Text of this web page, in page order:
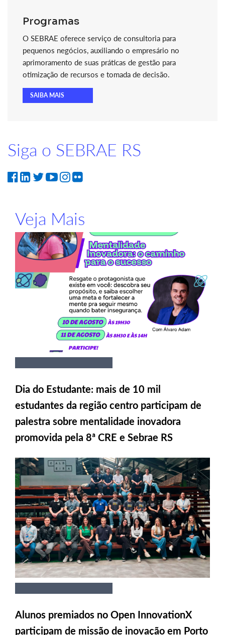
Programas
O SEBRAE oferece serviço de consultoria para
pequenos negócios, auxiliando o empresário no
aprimoramento de suas práticas de gestão para
otimização de recursos e tomada de decisão.
SAIBA MAIS
Siga o SEBRAE RS
Veja Mais
Dia do Estudante: mais de 10 mil
estudantes da região centro participam de
palestra sobre mentalidade inovadora
promovida pela 8ª CRE e Sebrae RS
Alunos premiados no Open InnovationX
participam de missão de inovação em Porto